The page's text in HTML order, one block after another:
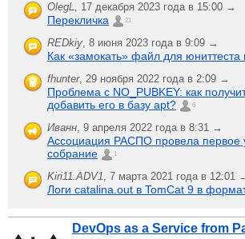
OlegL, 17 декабря 2023 года в 15:00 →
Перекличка 21
REDkiy, 8 июня 2023 года в 9:09 →
Как «замокать» файл для юниттеста
fhunter, 29 ноября 2022 года в 2:09 →
Проблема с NO_PUBKEY: как
добавить его в базу apt?
6
Иванн, 9 апреля 2022 года в 8:31 →
Ассоциация РАСПО провела первое
собрание
1
Kiri11.ADV1, 7 марта 2021 года в 12:01
Логи catalina.out в TomCat 9 в
DevOps as a Service from